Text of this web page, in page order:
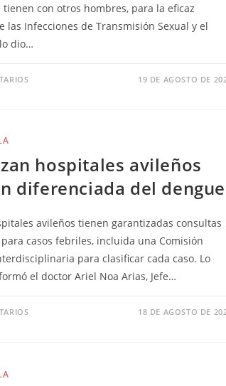
con otros hombres, para la eficaz
las Infecciones de Transmisión Sexual y el
dio…
19 DE AGOSTO DE
hospitales avileños
diferenciada del dengue
avileños tienen garantizadas consultas
casos febriles, incluida una Comisión
para clasificar cada caso. Lo
el doctor Ariel Noa Arias, Jefe…
18 DE AGOSTO DE